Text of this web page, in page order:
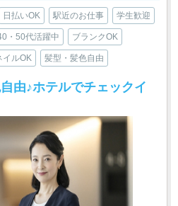
日払いOK 駅近のお仕事 学生歓迎
・50代活躍中 ブランクOK
イルOK 髪型・髪色自由
由♪ホテルでチェックイ